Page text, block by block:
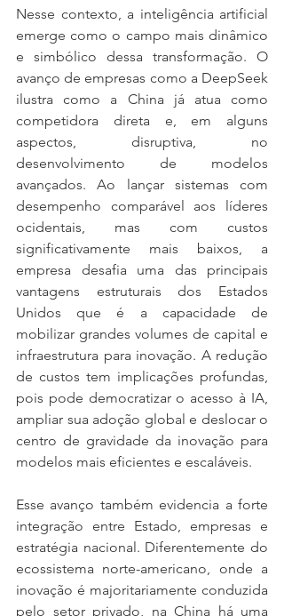
Nesse contexto, a inteligência artificial
emerge como o campo mais dinâmico
e simbólico dessa transformação. O
avanço de empresas como a DeepSeek
ilustra como a China já atua como
competidora direta e, em alguns
aspectos, disruptiva, no
desenvolvimento de modelos
avançados. Ao lançar sistemas com
desempenho comparável aos líderes
ocidentais, mas com custos
significativamente mais baixos, a
empresa desafia uma das principais
vantagens estruturais dos Estados
Unidos que é a capacidade de
mobilizar grandes volumes de capital e
infraestrutura para inovação. A redução
de custos tem implicações profundas,
pois pode democratizar o acesso à IA,
ampliar sua adoção global e deslocar o
centro de gravidade da inovação para
modelos mais eficientes e escaláveis.
Esse avanço também evidencia a forte
integração entre Estado, empresas e
estratégia nacional. Diferentemente do
ecossistema norte-americano, onde a
inovação é majoritariamente conduzida
pelo setor privado, na China há uma